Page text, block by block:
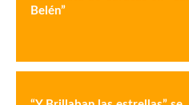
Belén”